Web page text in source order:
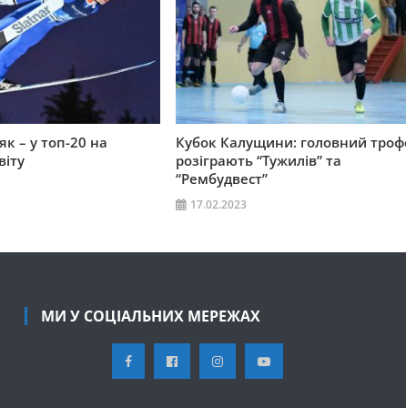
– у топ-20 на
Кубок Калущини: головний
розіграють “Тужилів” та
“Рембудвест”
17.02.2023
МИ У СОЦІАЛЬНИХ МЕРЕЖАХ